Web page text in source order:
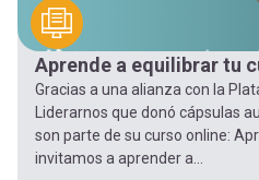
Aprende a equilibrar tu
Gracias a una alianza con la
Liderarnos que donó cápsulas
son parte de su curso online:
invitamos a aprender a...